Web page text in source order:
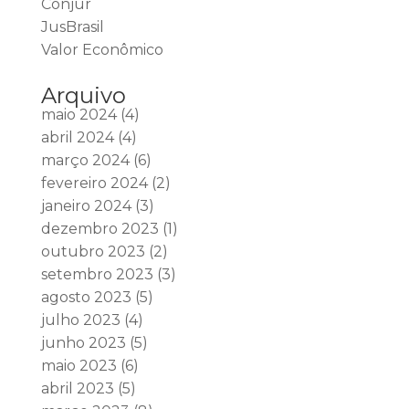
Conjur
JusBrasil
Valor Econômico
Arquivo
maio 2024(4)
abril 2024(4)
março 2024(6)
fevereiro 2024(2)
janeiro 2024(3)
dezembro 2023 (1)
outubro 2023 (2)
setembro 2023 (3)
agosto 2023 (5)
julho 2023 (4)
junho 2023 (5)
maio 2023 (6)
abril 2023 (5)